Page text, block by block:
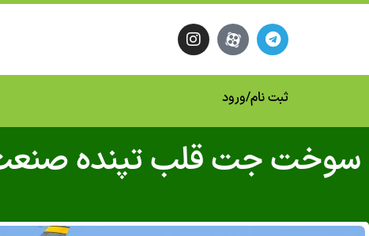
ثبت نام/ورود
سوخت جت قلب تپنده